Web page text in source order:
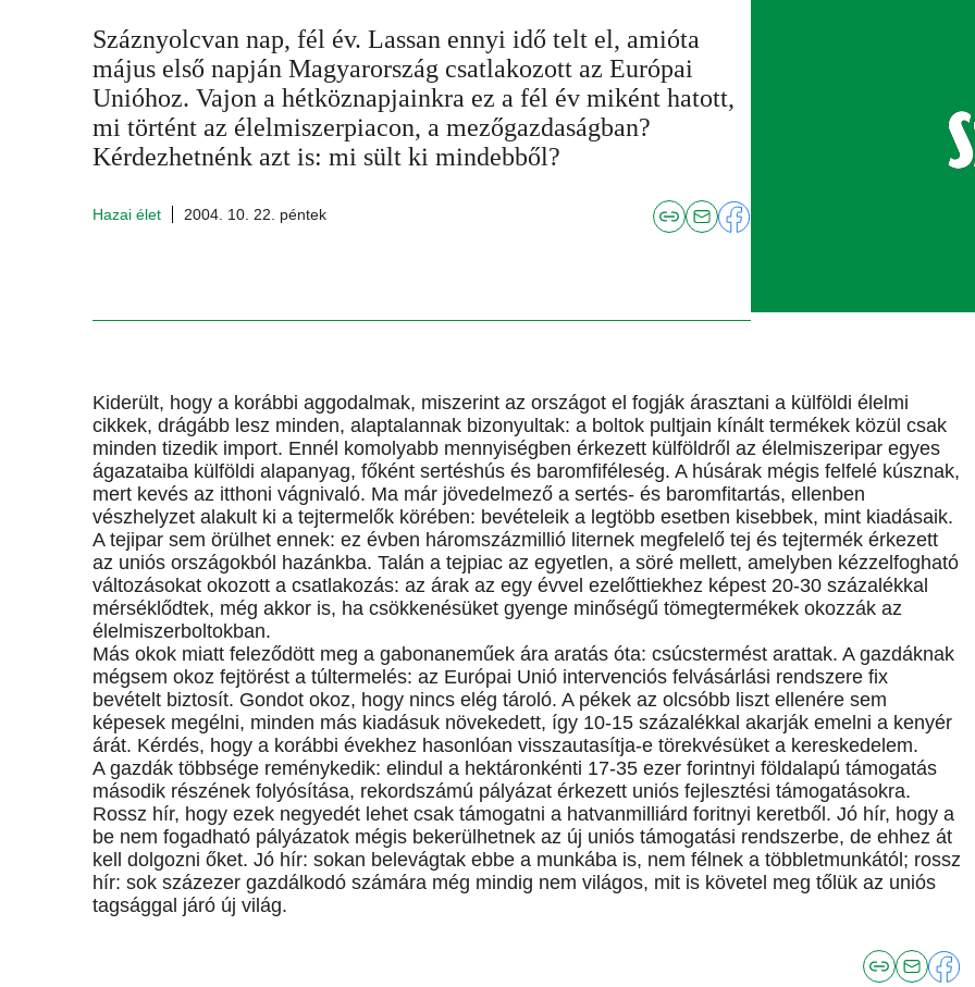
Száznyolcvan nap, fél év. Lassan ennyi idő telt el, amióta
május első napján Magyarország csatlakozott az Európai
Unióhoz. Vajon a hétköznapjainkra ez a fél év miként hatott,
mi történt az élelmiszerpiacon, a mezőgazdaságban?
Kérdezhetnénk azt is: mi sült ki mindebből?
Hazai élet 2004. 10. 22. péntek
Kiderült, hogy a korábbi aggodalmak, miszerint az országot el fogják árasztani a külföldi élelmi
cikkek, drágább lesz minden, alaptalannak bizonyultak: a boltok pultjain kínált termékek közül csak
minden tizedik import. Ennél komolyabb mennyiségben érkezett külföldről az élelmiszeripar egyes
ágazataiba külföldi alapanyag, főként sertéshús és baromfiféleség. A húsárak mégis felfelé kúsznak,
mert kevés az itthoni vágnivaló. Ma már jövedelmező a sertés- és baromfitartás, ellenben
vészhelyzet alakult ki a tejtermelők körében: bevételeik a legtöbb esetben kisebbek, mint kiadásaik.
A tejipar sem örülhet ennek: ez évben háromszázmillió liternek megfelelő tej és tejtermék érkezett
az uniós országokból hazánkba. Talán a tejpiac az egyetlen, a söré mellett, amelyben kézzelfogható
változásokat okozott a csatlakozás: az árak az egy évvel ezelőttiekhez képest 20-30 százalékkal
mérséklődtek, még akkor is, ha csökkenésüket gyenge minőségű tömegtermékek okozzák az
élelmiszerboltokban.
Más okok miatt feleződött meg a gabonaneműek ára aratás óta: csúcstermést arattak. A gazdáknak
mégsem okoz fejtörést a túltermelés: az Európai Unió intervenciós felvásárlási rendszere fix
bevételt biztosít. Gondot okoz, hogy nincs elég tároló. A pékek az olcsóbb liszt ellenére sem
képesek megélni, minden más kiadásuk növekedett, így 10-15 százalékkal akarják emelni a kenyér
árát. Kérdés, hogy a korábbi évekhez hasonlóan visszautasítja-e törekvésüket a kereskedelem.
A gazdák többsége reménykedik: elindul a hektáronkénti 17-35 ezer forintnyi földalapú támogatás
második részének folyósítása, rekordszámú pályázat érkezett uniós fejlesztési támogatásokra.
Rossz hír, hogy ezek negyedét lehet csak támogatni a hatvanmilliárd foritnyi keretből. Jó hír, hogy a
be nem fogadható pályázatok mégis bekerülhetnek az új uniós támogatási rendszerbe, de ehhez át
kell dolgozni őket. Jó hír: sokan belevágtak ebbe a munkába is, nem félnek a többletmunkától; rossz
hír: sok százezer gazdálkodó számára még mindig nem világos, mit is követel meg tőlük az uniós
tagsággal járó új világ.